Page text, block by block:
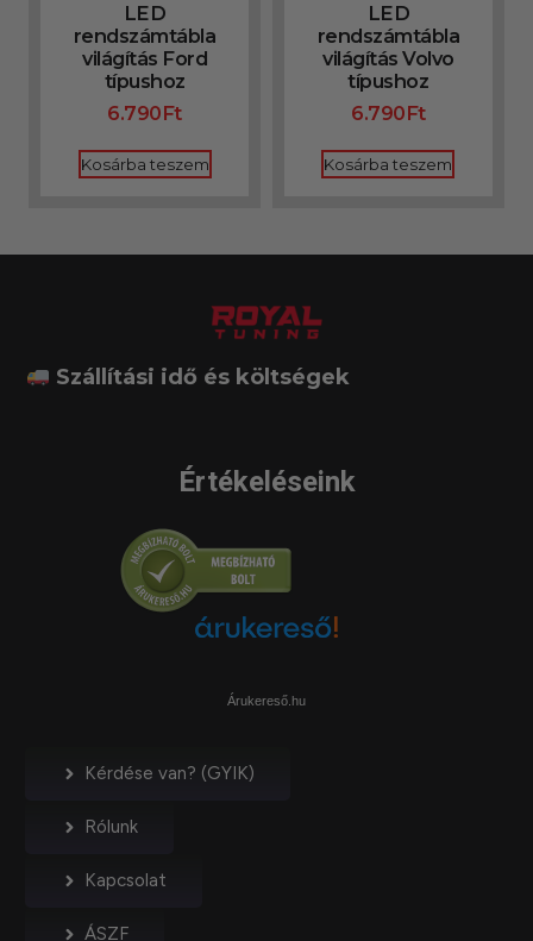
LED
rendszámtábla
világítás Ford
típushoz
6.790Ft
Kosárba teszem
LED
rendszámtábla
világítás Volvo
típushoz
6.790Ft
Kosárba teszem
Szállítási idő és költségek
Értékeléseink
Árukereső.hu
Kérdése van? (GYIK)
Rólunk
Kapcsolat
ÁSZF